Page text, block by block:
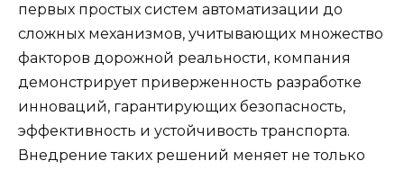
первых простых систем автоматизации до
сложных механизмов, учитывающих множество
факторов дорожной реальности, компания
демонстрирует приверженность разработке
инноваций, гарантирующих безопасность,
эффективность и устойчивость транспорта.
Внедрение таких решений меняет не только